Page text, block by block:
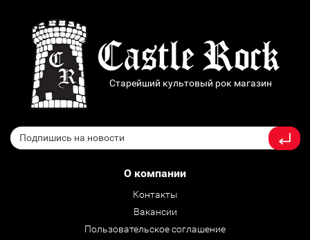
Старейший культовый рок магазин
О компании
Контакты
Вакансии
Пользовательское соглашение